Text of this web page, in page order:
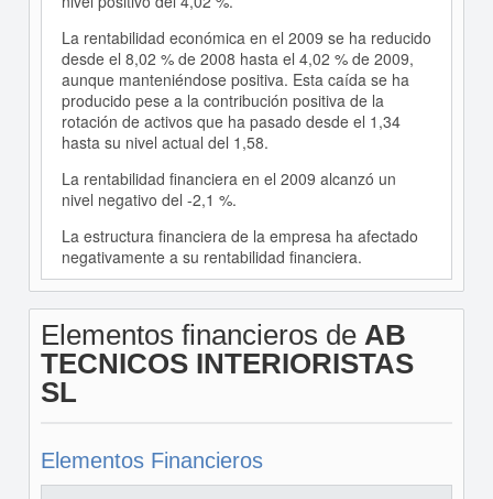
La rentabilidad económica en el 2009 se ha reducido
desde el 8,02 % de 2008 hasta el 4,02 % de 2009,
aunque manteniéndose positiva. Esta caída se ha
producido pese a la contribución positiva de la
rotación de activos que ha pasado desde el 1,34
hasta su nivel actual del 1,58.
La rentabilidad financiera en el 2009 alcanzó un
nivel negativo del -2,1 %.
La estructura financiera de la empresa ha afectado
negativamente a su rentabilidad financiera.
Elementos financieros de AB
TECNICOS INTERIORISTAS
SL
Elementos Financieros